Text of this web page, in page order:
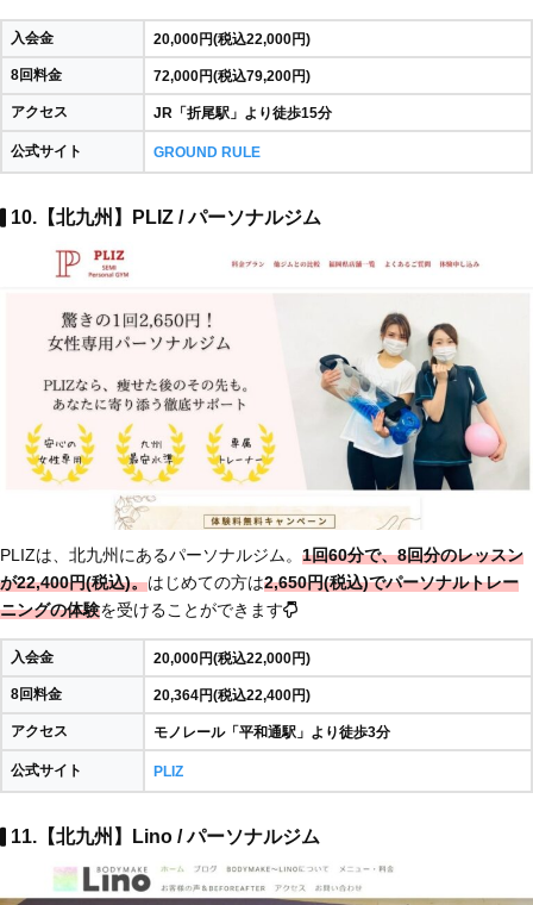
入会金 20,000円(税込22,000円)
8回料金 72,000円(税込79,200円)
アクセス JR「折尾駅」より徒歩15分
公式サイト GROUND RULE
10.【北九州】PLIZ / パーソナルジム
PLIZは、北九州にあるパーソナルジム。 1回60分で、8回分のレッスン
が22,400円(税込)。はじめての方は2,650円(税込)でパーソナルトレー
ニングの体験を受けることができます
入会金 20,000円(税込22,000円)
8回料金 20,364円(税込22,400円)
アクセス モノレール「平和通駅」より徒歩3分
公式サイト PLIZ
11.【北九州】Lino / パーソナルジム